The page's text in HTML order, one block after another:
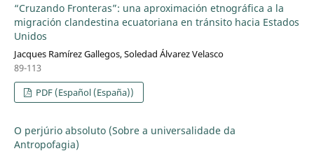
“Cruzando Fronteras”: una aproximación etnográfica a la
migración clandestina ecuatoriana en tránsito hacia Estados
Unidos
Jacques Ramírez Gallegos, Soledad Álvarez Velasco
89-113
PDF (Español (España))
O perjúrio absoluto (Sobre a universalidade da
Antropofagia)